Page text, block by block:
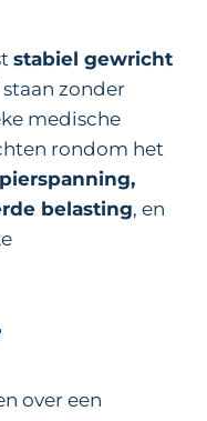
stabiel gewricht
staan zonder
medische
rondom het
belasting, en
over een